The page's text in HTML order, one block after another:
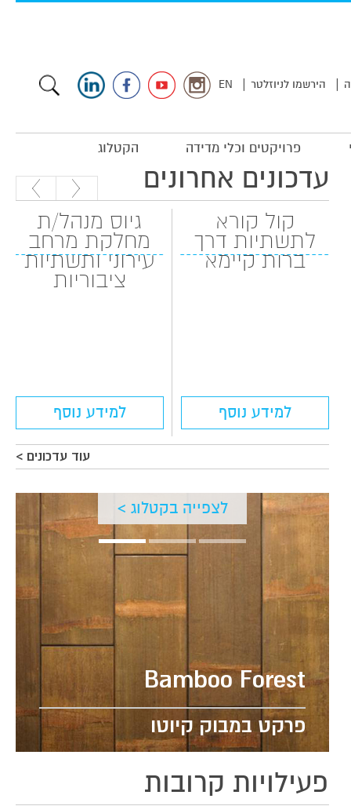
EN | הירשמו לניוזלטר |
פרויקטים וכלי מדידה הקטלוג
עדכונים אחרונים
קול קורא
לתשתיות דרך
ברות קיימא
למידע נוסף
גיוס מנהל/ת
מחלקת מרחב
עירוני ותשתיות
ציבוריות
למידע נוסף
עוד עדכונים >
לצפייה בקטלוג >
Bamboo Forest
פרקט במבוק קיוטו
פעילויות קרובות